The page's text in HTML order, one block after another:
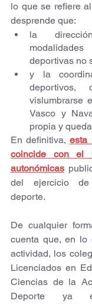
lo que se refiere
desprende que:
la
deportivas no
y la
deportivos,
vislumbrarse
Vasco y
propia y
En definitiva, esta
coincide con el
autonómicas
del ejercicio de
deporte.
De cualquier
cuenta que, en lo
actividad, los
Licenciados en
Ciencias de la
Deporte ya